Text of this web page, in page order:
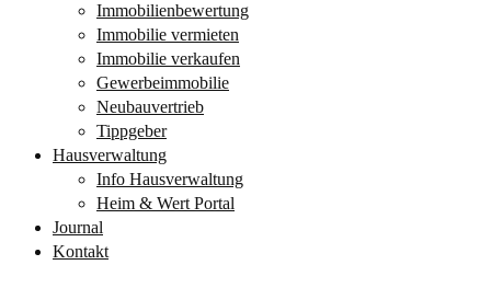
Immobilienbewertung
Immobilie vermieten
Immobilie verkaufen
Gewerbeimmobilie
Neubauvertrieb
Tippgeber
Hausverwaltung
Info Hausverwaltung
Heim & Wert Portal
Journal
Kontakt